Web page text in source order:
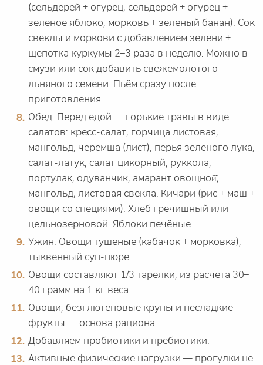
(сельдерей + огурец, сельдерей + огурец +
зелёное яблоко, морковь + зелёный банан). Сок
свеклы и моркови с добавлением зелени +
щепотка куркумы 2–3 раза в неделю. Можно в
смузи или сок добавить свежемолотого
льняного семени. Пьём сразу после
приготовления.
Обед. Перед едой — горькие травы в виде
салатов: кресс-салат, горчица листовая,
мангольд, черемша (лист), перья зелёного лука,
салат-латук, салат цикорный, руккола,
портулак, одуванчик, амарант овощной̆,
мангольд, листовая свекла. Кичари (рис + маш +
овощи со специями). Хлеб гречишный или
цельнозерновой. Яблоки печёные.
Ужин. Овощи тушёные (кабачок + морковка),
тыквенный суп-пюре.
Овощи составляют 1/3 тарелки, из расчёта 30–
40 грамм на 1 кг веса.
Овощи, безглютеновые крупы и несладкие
фрукты — основа рациона.
Добавляем пробиотики и пребиотики.
Активные физические нагрузки — прогулки не